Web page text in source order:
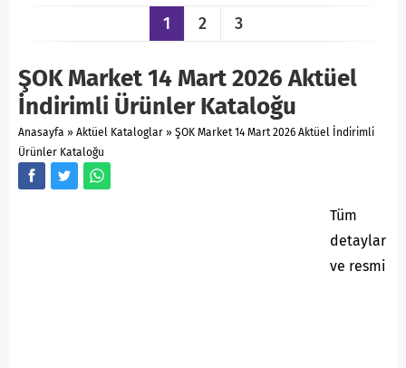
1 2 3
ŞOK Market 14 Mart 2026 Aktüel
İndirimli Ürünler Kataloğu
Anasayfa » Aktüel Kataloglar » ŞOK Market 14 Mart 2026 Aktüel İndirimli
Ürünler Kataloğu
Tüm
detaylar
ve resmi